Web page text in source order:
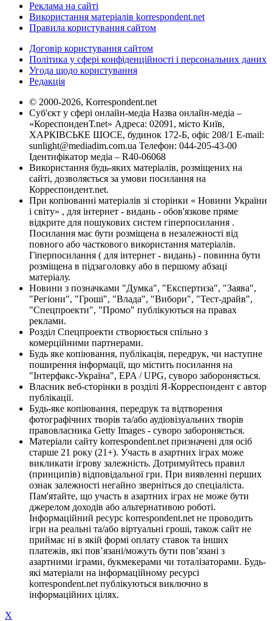
Реклама на сайті
Використання матеріалів korrespondent.net
Правила користування сайтом
Договір користування сайтом
Політика у сфері конфіденційності і персональних даних
Угода щодо користування
Редакція
© 2000-2026, Korrespondent.net
Суб'єкт у сфері онлайн-медіа Назва онлайн-медіа –
«КореспонденТ.net» Адреса: 02091, місто Київ,
ХАРКІВСЬКЕ ШОСЕ, будинок 172-Б, офіс 208/1 E-mail:
sunlight@mediadim.com.ua Телефон: 044-205-43-00
Ідентифікатор медіа – R40-06068
Використання будь-яких матеріалів, розміщених на
сайті, дозволяється за умови посилання на
Корреспондент.net.
При копіюванні матеріалів зі сторінки « Новини України
і світу» , для інтернет - видань - обов'язкове пряме
відкрите для пошукових систем гіперпосилання .
Посилання має бути розміщена в незалежності від
повного або часткового використання матеріалів.
Гіперпосилання ( для інтернет - видань) - повинна бути
розміщена в підзаголовку або в першому абзаці
матеріалу.
Новини з позначками "Думка", "Експертиза", "Заява",
"Регіони", "Гроші", "Влада", "Вибори", "Тест-драйв",
"Спецпроекти", "Промо" публікуються на правах
реклами.
Розділ Спецпроекти створюється спільно з
комерційними партнерами.
Будь яке копіювання, публікація, передрук, чи наступне
поширення інформації, що містить посилання на
"Інтерфакс-Україна", EPA / UPG, суворо забороняється.
Власник веб-сторінки в розділі Я-Корреспондент є автор
публікації.
Будь-яке копіювання, передрук та відтворення
фотографічних творів та/або аудіовізуальних творів
правовласника Getty Images - суворо забороняється.
Матеріали сайту korrespondent.net призначені для осіб
старше 21 року (21+). Участь в азартних іграх може
викликати ігрову залежність. Дотримуйтесь правил
(принципів) відповідальної гри. При виявленні перших
ознак залежності негайно зверніться до спеціаліста.
Пам'ятайте, що участь в азартних іграх не може бути
джерелом доходів або альтернативою роботі.
Інформаційний ресурс korrespondent.net не проводить
ігри на реальні та/або віртуальні гроші, також сайт не
приймає ні в якій формі оплату ставок та інших
платежів, які пов’язані/можуть бути пов’язані з
азартними іграми, букмекерами чи тоталізаторами. Будь-
які матеріали на інформаційному ресурсі
korrespondent.net публікуються виключно в
інформаційних цілях.
X